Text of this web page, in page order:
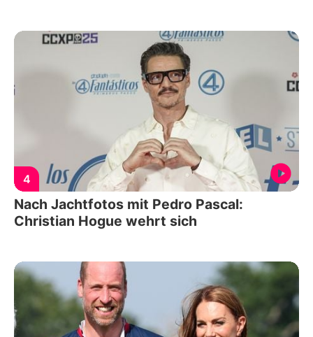
4
Nach Jachtfotos mit Pedro Pascal:
Christian Hogue wehrt sich